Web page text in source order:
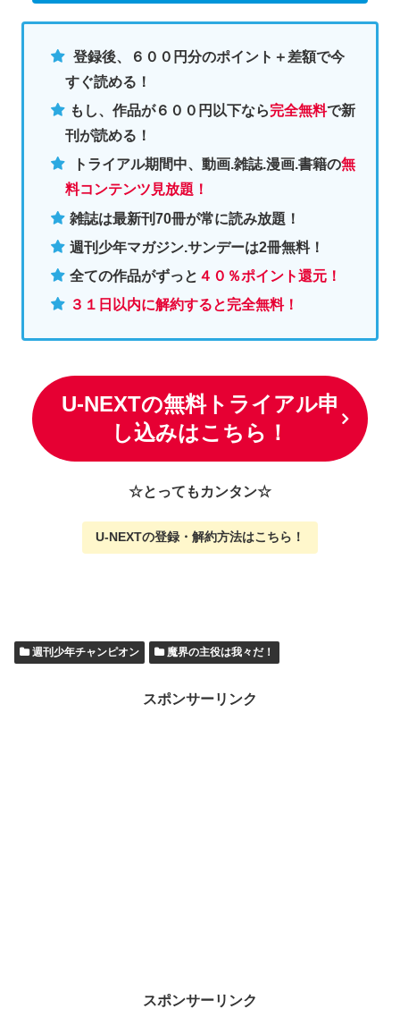
登録後、６００円分のポイント＋差額で今
すぐ読める！
もし、作品が６００円以下なら完全無料で新
刊が読める！
トライアル期間中、動画.雑誌.漫画.書籍の無
料コンテンツ見放題！
雑誌は最新刊70冊が常に読み放題！
週刊少年マガジン.サンデーは2冊無料！
全ての作品がずっと ４０％ポイント還元！
３１日以内に解約すると完全無料！
U-NEXTの無料トライアル申
し込みはこちら！
☆とってもカンタン☆
U-NEXTの登録・解約方法はこちら ！
週刊少年チャンピオン 魔界の主役は我々だ！
スポンサーリンク
スポンサーリンク